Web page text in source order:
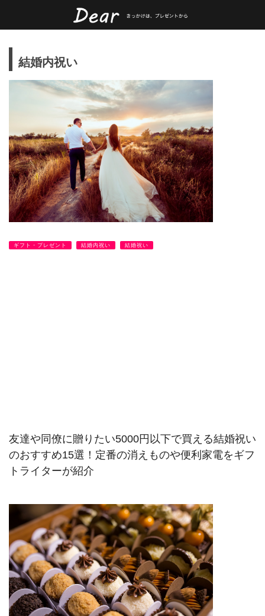
結婚内祝い
ギフト・プレゼント 結婚内祝い 結婚祝い
友達や同僚に贈りたい5000円以下で買える結婚祝い
のおすすめ15選！定番の消えものや便利家電をギフ
トライターが紹介